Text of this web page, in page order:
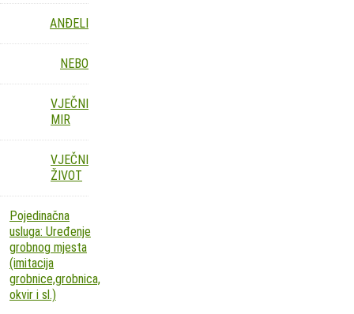
ANĐELI
NEBO
VJEČNI
MIR
VJEČNI
ŽIVOT
Pojedinačna
usluga: Uređenje
grobnog mjesta
(imitacija
grobnice,grobnica,
okvir i sl.)